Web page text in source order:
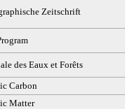
Zeitschrift
des Eaux et Forêts
Carbon
Matter